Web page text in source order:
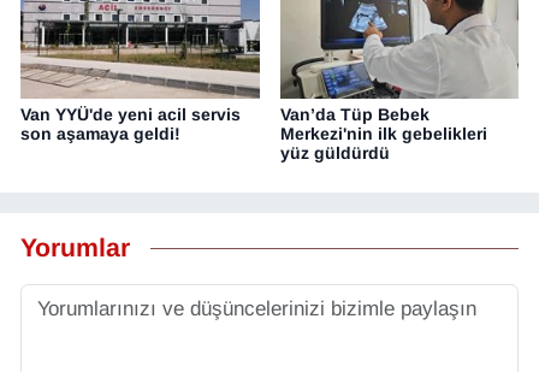
Van YYÜ'de yeni acil servis
son aşamaya geldi!
Van’da Tüp Bebek
Merkezi'nin ilk gebelikleri
yüz güldürdü
Yorumlar